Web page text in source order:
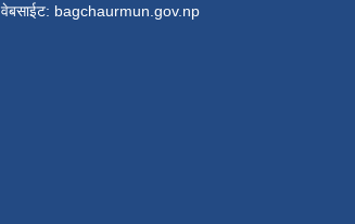
वे‍बसाईट: bagchaurmun.gov.np